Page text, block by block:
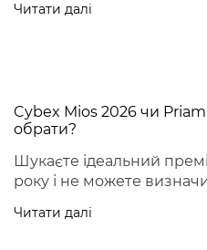
Читати далі
Cybex Mios 2026 чи Priam
обрати?
Шукаєте ідеальний
року і не можете
Читати далі